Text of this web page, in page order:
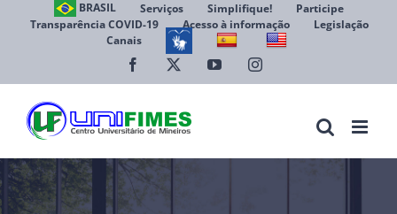
BRASIL Serviços Simplifique!
Participe
Transparência COVID-19
Acesso à informação
Legislação
Canais
Facebook YouTubeInstagram